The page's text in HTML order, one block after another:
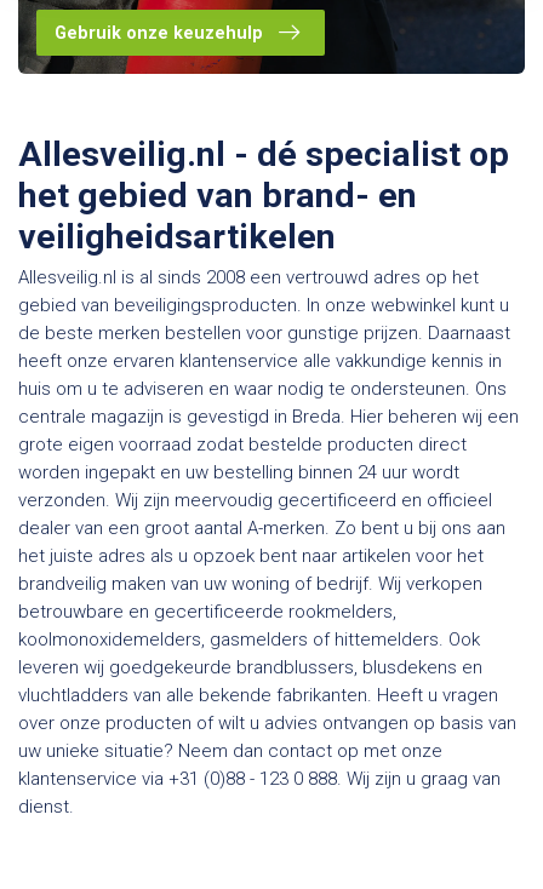
Gebruik onze keuzehulp
Allesveilig.nl - dé specialist op
het gebied van brand- en
veiligheidsartikelen
Allesveilig.nl is al sinds 2008 een vertrouwd adres op het
gebied van beveiligingsproducten. In onze webwinkel kunt u
de beste merken bestellen voor gunstige prijzen. Daarnaast
heeft onze ervaren klantenservice alle vakkundige kennis in
huis om u te adviseren en waar nodig te ondersteunen. Ons
centrale magazijn is gevestigd in Breda. Hier beheren wij een
grote eigen voorraad zodat bestelde producten direct
worden ingepakt en uw bestelling binnen 24 uur wordt
verzonden. Wij zijn meervoudig gecertificeerd en officieel
dealer van een groot aantal A-merken. Zo bent u bij ons aan
het juiste adres als u opzoek bent naar artikelen voor het
brandveilig maken van uw woning of bedrijf. Wij verkopen
betrouwbare en gecertificeerde rookmelders,
koolmonoxidemelders, gasmelders of hittemelders. Ook
leveren wij goedgekeurde brandblussers, blusdekens en
vluchtladders van alle bekende fabrikanten. Heeft u vragen
over onze producten of wilt u advies ontvangen op basis van
uw unieke situatie? Neem dan contact op met onze
klantenservice via +31 (0)88 - 123 0 888. Wij zijn u graag van
dienst.